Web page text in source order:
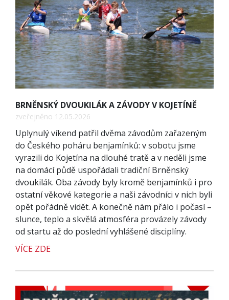
BRNĚNSKÝ DVOUKILÁK A ZÁVODY V KOJETÍNĚ
zveřejněno 12.05.2026
Uplynulý víkend patřil dvěma závodům zařazeným
do Českého poháru benjamínků: v sobotu jsme
vyrazili do Kojetína na dlouhé tratě a v neděli jsme
na domácí půdě uspořádali tradiční Brněnský
dvoukilák. Oba závody byly kromě benjamínků i pro
ostatní věkové kategorie a naši závodníci v nich byli
opět pořádně vidět. A konečně nám přálo i počasí –
slunce, teplo a skvělá atmosféra provázely závody
od startu až do poslední vyhlášené disciplíny.
VÍCE ZDE